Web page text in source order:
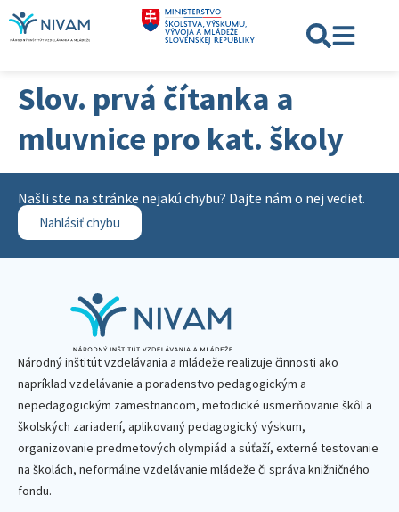
Slov. prvá čítanka a
mluvnice pro kat. školy
Našli ste na stránke nejakú chybu? Dajte nám o nej vedieť.
Nahlásiť chybu
Národný inštitút vzdelávania a mládeže realizuje činnosti ako
napríklad vzdelávanie a poradenstvo pedagogickým a
nepedagogickým zamestnancom, metodické usmerňovanie škôl a
školských zariadení, aplikovaný pedagogický výskum,
organizovanie predmetových olympiád a súťaží, externé testovanie
na školách, neformálne vzdelávanie mládeže či správa knižničného
fondu.